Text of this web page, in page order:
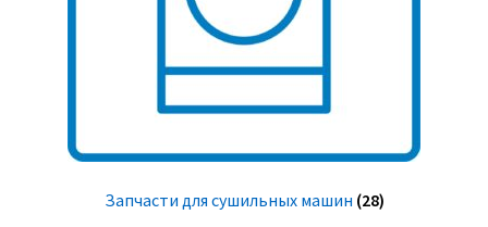
Запчасти для сушильных машин (28)